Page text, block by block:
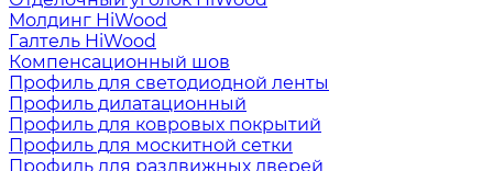
Молдинг HiWood
Галтель HiWood
Компенсационный шов
Профиль для светодиодной ленты
Профиль дилатационный
Профиль для ковровых покрытий
Профиль для москитной сетки
Профиль для раздвижных дверей